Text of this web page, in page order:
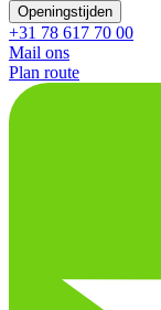
Openingstijden
+31 78 617 70 00
Mail ons
Plan route